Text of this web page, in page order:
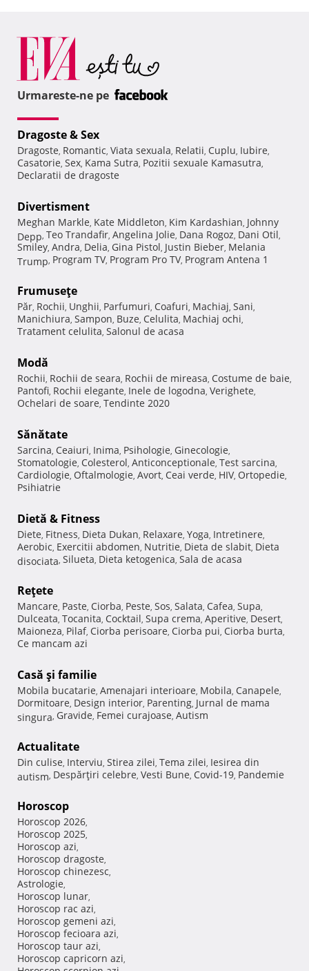
Urmareste-ne pe
Dragoste & Sex
Dragoste, Romantic, Viata sexuala, Relatii, Cuplu, Iubire,
Casatorie, Sex, Kama Sutra, Pozitii sexuale Kamasutra,
Declaratii de dragoste
Divertisment
Meghan Markle, Kate Middleton, Kim Kardashian, Johnny
Depp, Teo Trandafir, Angelina Jolie, Dana Rogoz, Dani Otil,
Smiley, Andra, Delia, Gina Pistol, Justin Bieber, Melania
Trump, Program TV, Program Pro TV, Program Antena 1
Frumuseţe
Păr, Rochii, Unghii, Parfumuri, Coafuri, Machiaj, Sani,
Manichiura, Sampon, Buze, Celulita, Machiaj ochi,
Tratament celulita, Salonul de acasa
Modă
Rochii, Rochii de seara, Rochii de mireasa, Costume de baie,
Pantofi, Rochii elegante, Inele de logodna, Verighete,
Ochelari de soare, Tendinte 2020
Sănătate
Sarcina, Ceaiuri, Inima, Psihologie, Ginecologie,
Stomatologie, Colesterol, Anticonceptionale, Test sarcina,
Cardiologie, Oftalmologie, Avort, Ceai verde, HIV, Ortopedie,
Psihiatrie
Dietă & Fitness
Diete, Fitness, Dieta Dukan, Relaxare, Yoga, Intretinere,
Aerobic, Exercitii abdomen, Nutritie, Dieta de slabit, Dieta
disociata, Silueta, Dieta ketogenica, Sala de acasa
Reţete
Mancare, Paste, Ciorba, Peste, Sos, Salata, Cafea, Supa,
Dulceata, Tocanita, Cocktail, Supa crema, Aperitive, Desert,
Maioneza, Pilaf, Ciorba perisoare, Ciorba pui, Ciorba burta,
Ce mancam azi
Casă şi familie
Mobila bucatarie, Amenajari interioare, Mobila, Canapele,
Dormitoare, Design interior, Parenting, Jurnal de mama
singura, Gravide, Femei curajoase, Autism
Actualitate
Din culise, Interviu, Stirea zilei, Tema zilei, Iesirea din
autism, Despărţiri celebre, Vesti Bune, Covid-19, Pandemie
Horoscop
Horoscop 2026,
Horoscop 2025,
Horoscop azi,
Horoscop dragoste,
Horoscop chinezesc,
Astrologie,
Horoscop lunar,
Horoscop rac azi,
Horoscop gemeni azi,
Horoscop fecioara azi,
Horoscop taur azi,
Horoscop capricorn azi,